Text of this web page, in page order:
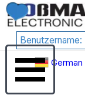
Direkt zum
German
Menü
google-
site-
Su3s
RewriteEngine
On # 1) HTTPS
erzwingen
RewriteCond
%{HTTPS}
!=on
RewriteRule